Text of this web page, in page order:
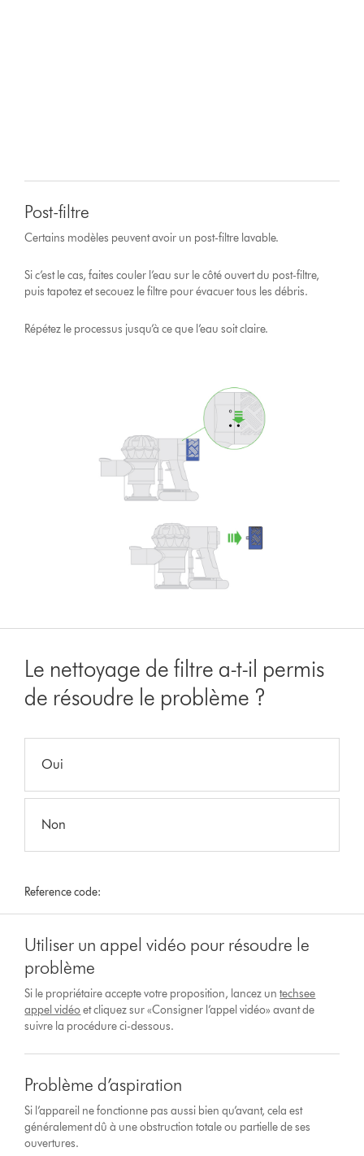
Post-filtre
Certains modèles peuvent avoir un post-filtre lavable.
Si c’est le cas, faites couler l’eau sur le côté ouvert du post-filtre,
puis tapotez et secouez le filtre pour évacuer tous les débris.
Répétez le processus jusqu’à ce que l’eau soit claire.
Le nettoyage de filtre a-t-il permis
de résoudre le problème ?
Oui
Non
Reference code:
Utiliser un appel vidéo pour résoudre le
problème
Si le propriétaire accepte votre proposition, lancez untechsee
appel vidéoet cliquez sur «Consigner l’appel vidéo» avant de
suivre la procédure ci-dessous.
Problème d’aspiration
Si l’appareil ne fonctionne pas aussi bien qu’avant, cela est
généralement dû à une obstruction totale ou partielle de ses
ouvertures.